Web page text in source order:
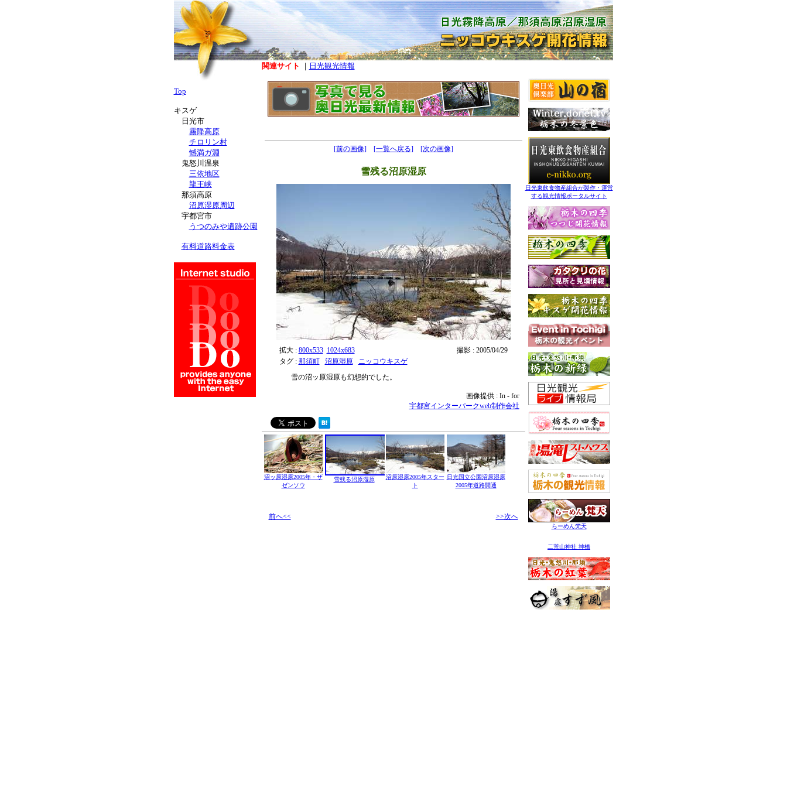
関連サイト ｜ 日光観光情報
[前の画像] [一覧へ戻る] [次の画像]
雪残る沼原湿原
拡大 : 800x533 1024x683
撮影 : 2005/04/29
タグ : 那須町 沼原湿原
ニッコウキスゲ
雪の沼ッ原湿原も幻想的でした。
画像提供 : In - for
宇都宮インターパークweb制作会社
沼ッ原湿原2005年・ザ
ゼンソウ
雪残る沼原湿原
沼原湿原2005年スター
ト
日光国立公園沼原湿原
2005年道路開通
前へ<< >>次へ
日光東飲食物産組合が製作・運営
する観光情報ポータルサイト
らーめん梵天
二荒山神社 神橋
Top
キスゲ
日光市
霧降高原
チロリン村
憾満ガ淵
鬼怒川温泉
三依地区
龍王峡
那須高原
沼原湿原周辺
宇都宮市
うつのみや遺跡公園
有料道路料金表